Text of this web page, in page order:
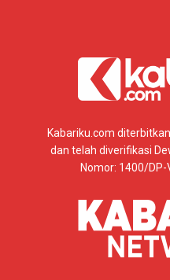
Kabariku.com
dan telah diverifikasi
Nomor: 1400/